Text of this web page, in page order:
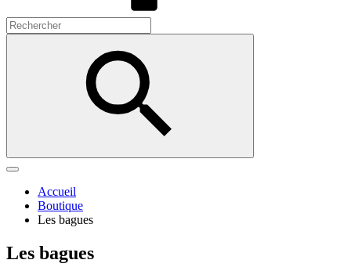
Accueil
Boutique
Les bagues
Les bagues